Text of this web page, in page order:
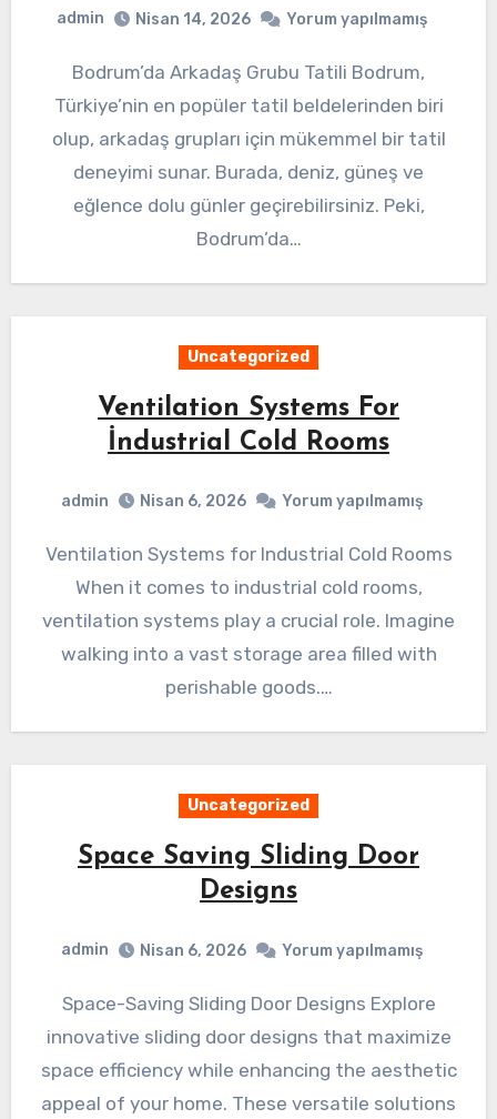
admin Nisan 14, 2026 Yorum yapılmamış
Bodrum’da Arkadaş Grubu Tatili Bodrum,
Türkiye’nin en popüler tatil beldelerinden biri
olup, arkadaş grupları için mükemmel bir tatil
deneyimi sunar. Burada, deniz, güneş ve
eğlence dolu günler geçirebilirsiniz. Peki,
Bodrum’da…
Uncategorized
Ventilation Systems For
İndustrial Cold Rooms
admin Nisan 6, 2026 Yorum yapılmamış
Ventilation Systems for Industrial Cold Rooms
When it comes to industrial cold rooms,
ventilation systems play a crucial role. Imagine
walking into a vast storage area filled with
perishable goods.…
Uncategorized
Space Saving Sliding Door
Designs
admin Nisan 6, 2026 Yorum yapılmamış
Space-Saving Sliding Door Designs Explore
innovative sliding door designs that maximize
space efficiency while enhancing the aesthetic
appeal of your home. These versatile solutions